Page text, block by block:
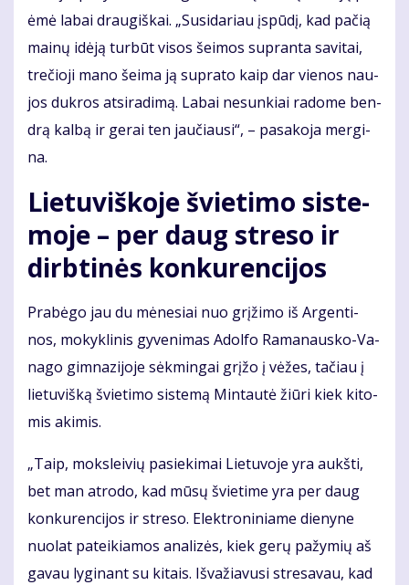
ėmė la­bai drau­giš­kai. „Su­si­da­riau įspū­dį, kad pa­čią
mai­nų idė­ją tur­būt vi­sos šei­mos su­pran­ta sa­vi­tai,
tre­čio­ji ma­no šei­ma ją su­pra­to kaip dar vie­nos nau­
jos duk­ros at­si­ra­di­mą. La­bai ne­sun­kiai ra­do­me ben­
drą kal­bą ir ge­rai ten jau­čiau­si“, – pa­sa­ko­ja mer­gi­
na.
Lie­tu­viš­ko­je švie­ti­mo sis­te­
mo­je – per daug stre­so ir
dirb­ti­nės kon­ku­ren­ci­jos
Pra­bė­go jau du mė­ne­siai nuo grį­ži­mo iš Ar­gen­ti­
nos, mo­kyk­li­nis gy­ve­ni­mas Adol­fo Ra­ma­naus­ko-Va­
na­go gim­na­zi­jo­je sėk­min­gai grį­žo į vė­žes, ta­čiau į
lie­tu­viš­ką švie­ti­mo sis­te­mą Min­tau­tė žiū­ri kiek ki­to­
mis aki­mis.
„Taip, moks­lei­vių pa­sie­ki­mai Lie­tu­vo­je yra aukš­ti,
bet man at­ro­do, kad mū­sų švie­ti­me yra per daug
kon­ku­ren­ci­jos ir stre­so. Elek­tro­ni­nia­me die­ny­ne
nuo­lat pa­tei­kia­mos ana­li­zės, kiek ge­rų pa­žy­mių aš
ga­vau ly­gi­nant su ki­tais. Iš­va­žia­vu­si stre­sa­vau, kad